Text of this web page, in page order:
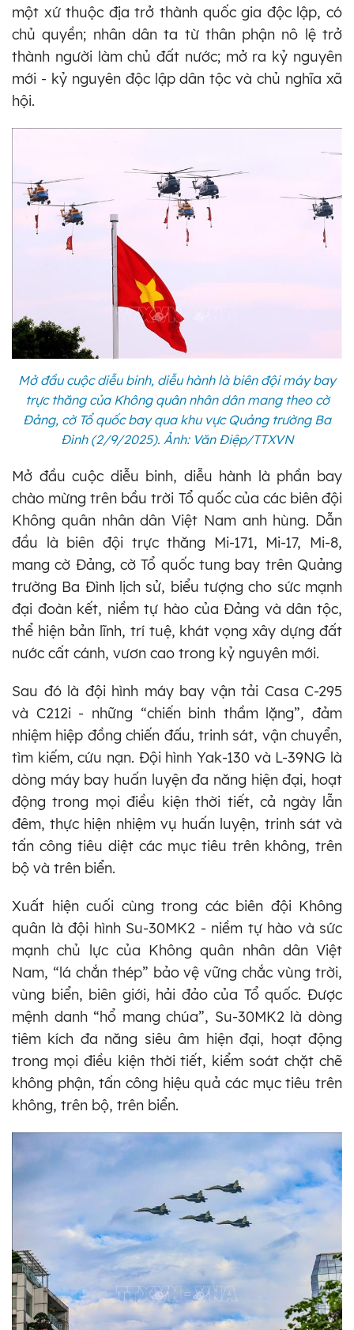
một xứ thuộc địa trở thành quốc gia độc lập, có
chủ quyền; nhân dân ta từ thân phận nô lệ trở
thành người làm chủ đất nước; mở ra kỷ nguyên
mới - kỷ nguyên độc lập dân tộc và chủ nghĩa xã
hội.
Mở đầu cuộc diễu binh, diễu hành là biên đội máy bay
trực thăng của Không quân nhân dân mang theo cờ
Đảng, cờ Tổ quốc bay qua khu vực Quảng trường Ba
Đình (2/9/2025). Ảnh: Văn Điệp/TTXVN
Mở đầu cuộc diễu binh, diễu hành là phần bay
chào mừng trên bầu trời Tổ quốc của các biên đội
Không quân nhân dân Việt Nam anh hùng. Dẫn
đầu là biên đội trực thăng Mi-171, Mi-17, Mi-8,
mang cờ Đảng, cờ Tổ quốc tung bay trên Quảng
trường Ba Đình lịch sử, biểu tượng cho sức mạnh
đại đoàn kết, niềm tự hào của Đảng và dân tộc,
thể hiện bản lĩnh, trí tuệ, khát vọng xây dựng đất
nước cất cánh, vươn cao trong kỷ nguyên mới.
Sau đó là đội hình máy bay vận tải Casa C-295
và C212i - những “chiến binh thầm lặng”, đảm
nhiệm hiệp đồng chiến đấu, trinh sát, vận chuyển,
tìm kiếm, cứu nạn. Đội hình Yak-130 và L-39NG là
dòng máy bay huấn luyện đa năng hiện đại, hoạt
động trong mọi điều kiện thời tiết, cả ngày lẫn
đêm, thực hiện nhiệm vụ huấn luyện, trinh sát và
tấn công tiêu diệt các mục tiêu trên không, trên
bộ và trên biển.
Xuất hiện cuối cùng trong các biên đội Không
quân là đội hình Su-30MK2 - niềm tự hào và sức
mạnh chủ lực của Không quân nhân dân Việt
Nam, “lá chắn thép” bảo vệ vững chắc vùng trời,
vùng biển, biên giới, hải đảo của Tổ quốc. Được
mệnh danh “hổ mang chúa”, Su-30MK2 là dòng
tiêm kích đa năng siêu âm hiện đại, hoạt động
trong mọi điều kiện thời tiết, kiểm soát chặt chẽ
không phận, tấn công hiệu quả các mục tiêu trên
không, trên bộ, trên biển.